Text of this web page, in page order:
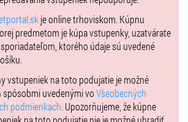
tohto albumu.
Of Immortals na Slovensku disponuje čistým
ktorý bol preverený históriou a zostáva
Joey DeMaio. „Priniesť kompletný album
Nitry, miesta, kde sa rodili legendy a kde sa
je pre nás veľkou cťou. Pod slovenskou
kopcami, budeme stáť bok po boku
sme spustili nápor ocele, na ktorý Slovensko
je online trhoviskom. Kúpnu
predmetom je kúpa vstupenky, uzatvárate
ktorého údaje sú uvedené
vstupeniek na toto podujatie je možné
spôsobmi uvedenými voVšeobecných
podmienkach. Upozorňujeme, že kúpne